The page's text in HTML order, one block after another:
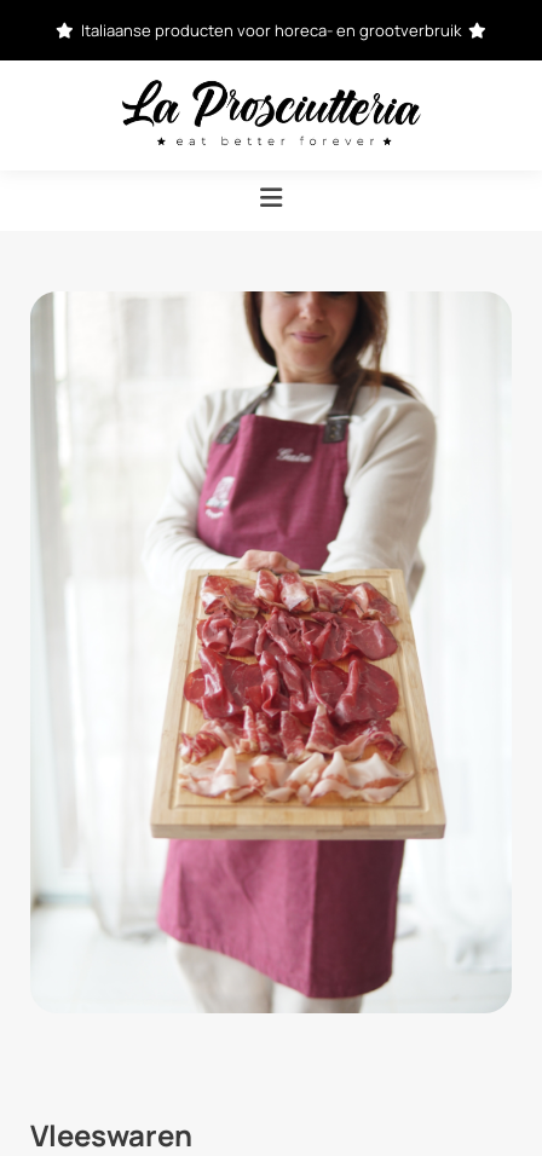
 Italiaanse producten voor horeca- en grootverbruik 
Vleeswaren